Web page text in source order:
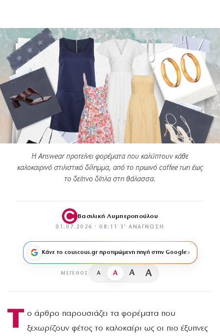
Η Answear προτείνει φορέματα που καλύπτουν κάθε
καλοκαιρινό στιλιστικό δίλημμα, από το πρωινό coffee run έως
το δείπνο δίπλα στη θάλασσα.
Βασιλική Λυμπεροπούλου
01.07.2026 · 08:11 · 3′ ΑΝΆΓΝΩΣΗ
Κάνε το couscous.gr προτιμώμενη πηγή στην Google
ΜΈΓΕΘΟΣ A A A A
Τ ο άρθρο παρουσιάζει τα φορέματα που
ξεχωρίζουν φέτος το καλοκαίρι ως οι πιο έξυπνες